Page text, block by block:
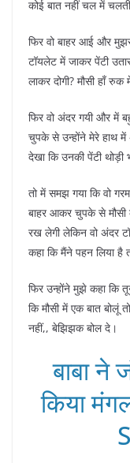
कोई बात नहीं चल में
फिर वो बाहर आई और
टॉयलेट में जाकर पेंटी
लाकर दोगी? मौसी हाँ रुक
फिर वो अंदर गयी और में
चुपके से उन्होंने मेरे हाथ में
देखा कि उनकी पेंटी थोड़ी
तो में समझ गया कि वो
बाहर आकर चुपके से मौसी
रख लेगी लेकिन वो अंदर
कहा कि मैंने पहन लिया है
फिर उन्होंने मुझे कहा कि
कि मौसी में एक बात बोलूं
नहीं,, बेझिझक बोल दे।
बाबा ने
किया